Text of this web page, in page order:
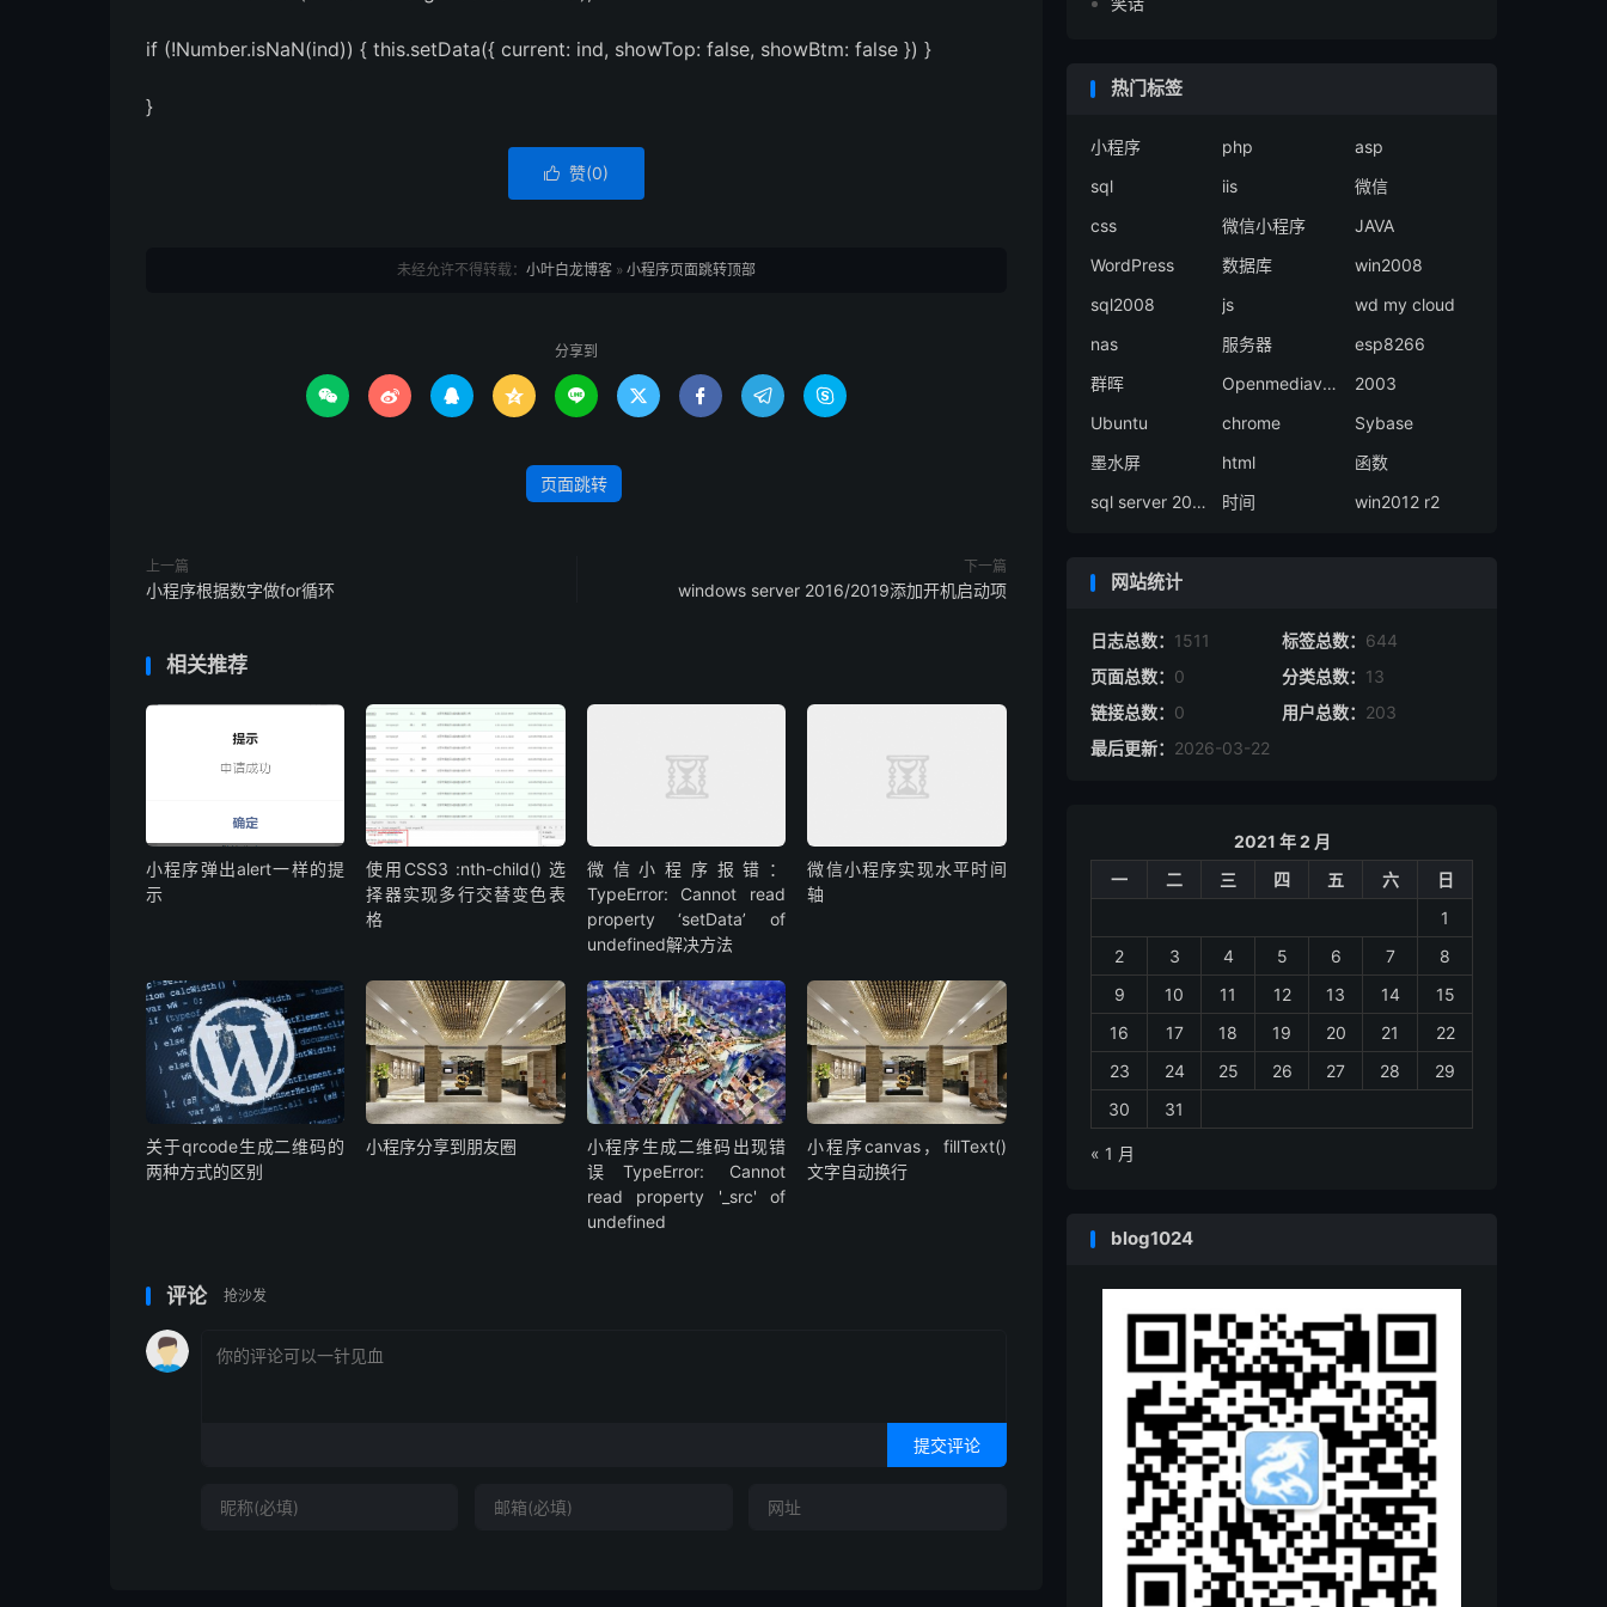
if (!Number.isNaN(ind)) { this.setData({ current: ind, showTop: false, showBtm: false }) }
}
 赞(0)
未经允许不得转载： 小叶白龙博客 » 小程序页面跳转顶部
分享到
        
页面跳转
上一篇
小程序根据数字做for循环
下一篇
windows server 2016/2019添加开机启动项
相关推荐
小程序弹出alert一样的提
示
使用CSS3 :nth-child() 选
择器实现多行交替变色表
格
微信小程序报错：
TypeError: Cannot read
property ‘setData’ of
undefined解决方法
微信小程序实现水平时间
轴
关于qrcode生成二维码的
两种方式的区别
小程序分享到朋友圈
小程序生成二维码出现错
误TypeError: Cannot
read property '_src' of
undefined
小程序canvas，fillText()
文字自动换行
评论 抢沙发
提交评论
热门标签
小程序 php
asp
sql
iis
微信
css
微信小程序
JAVA
WordPress
数据库
win2008
sql2008
js
wd my cloud
nas
服务器
esp8266
群晖
Openmediavault
2003
Ubuntu
chrome
Sybase
墨水屏
html
函数
sql server 2008
时间 win2012 r2
网站统计
日志总数： 1511 标签总数： 644
页面总数： 0 分类总数： 13
链接总数： 0 用户总数： 203
最后更新： 2026-03-22
2021 年 2 月
一
二 三 四 五 六
日
1
2
3 4 5 6 7
8
9
10 11 12 13 14
15
16
17 18 19 20 21
22
23
24 25 26 27 28
29
30
31
« 1 月
blog1024